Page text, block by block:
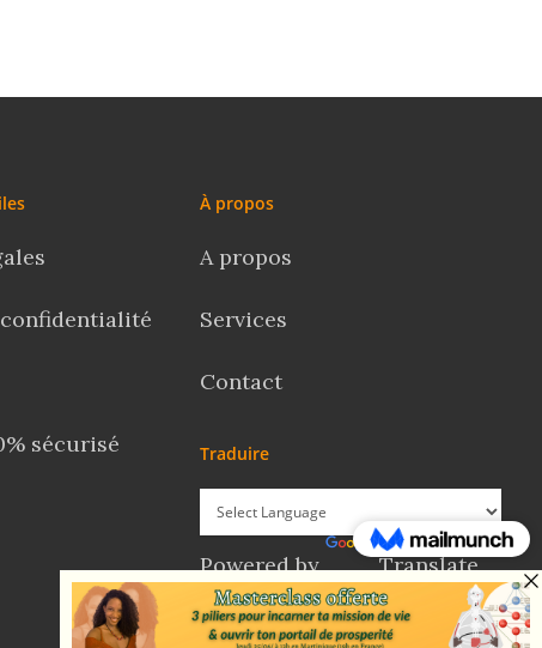
sécurisé
À propos
A propos
Services
Contact
Traduire
Powered by Translate